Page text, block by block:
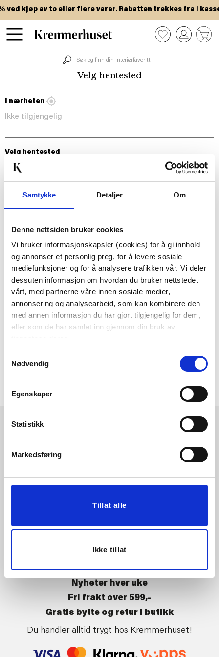
Samtykke Detaljer Om
Denne nettsiden bruker cookies
Vi bruker informasjonskapsler (cookies) for å gi innhold
og annonser et personlig preg, for å levere sosiale
mediefunksjoner og for å analysere trafikken vår. Vi deler
dessuten informasjon om hvordan du bruker nettstedet
vårt, med partnerne våre innen sosiale medier,
annonsering og analysearbeid, som kan kombinere den
med annen informasjon du har gjort tilgjengelig for dem,
eller som de har samlet inn gjennom din bruk av
Nødvendig
Egenskaper
Statistikk
Markedsføring
Tillat alle
Ikke tillat
Hopp
til
hovedinnhold
ved kjøp av to eller flere varer. Rabatten trekkes fra i
0
Velg hentested
I nærheten
Ikke tilgjengelig
Velg hentested
BLI MED!
Som medlem i kundeklubben vår får du
alltid laveste prisogmange fristende
tilbud!
BLI MEDLEM
Følg oss gjerne på
sosiale medier!
Kundeklubb Tilbakekalling av varer
Handle på nett
Betaling og levering
Nyheter hver uke
Fri frakt over 599,-
Gratis bytte og retur i butikk
Du handler alltid trygt hos Kremmerhuset!